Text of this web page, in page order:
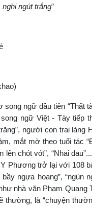
ngút trắng”
song ngữ đầu tiên “Thất
ngữ Việt - Tày tiếp
người con trai
mắt mờ theo tuổi tác
lên chót vót”, “Nhai
Phương trở lại với 108
ngựa hoang”, “ngùn
nhà văn Phạm Quang
là “chuyện